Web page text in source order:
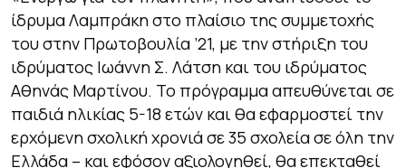
ίδρυμα Λαμπράκη στο πλαίσιο της συμμετοχής
του στην Πρωτοβουλία ’21, με την στήριξη του
ιδρύματος Ιωάννη Σ. Λάτση και του ιδρύματος
Αθηνάς Μαρτίνου. Το πρόγραμμα απευθύνεται σε
παιδιά ηλικίας 5-18 ετών και θα εφαρμοστεί την
ερχόμενη σχολική χρονιά σε 35 σχολεία σε όλη την
Ελλάδα – και εφόσον αξιολογηθεί, θα επεκταθεί